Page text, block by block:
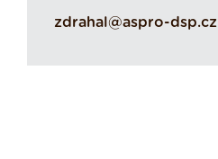
zdrahal@aspro-dsp.cz